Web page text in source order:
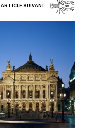
ARTICLE SUIVANT